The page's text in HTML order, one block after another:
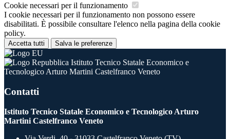
Cookie necessari per il funzionamento
I cookie necessari per il funzionamento non possono essere
disabilitati. È possibile consultare l'elenco nella pagina della cookie
policy.
Accetta tutti Salva le preferenze
Istituto Tecnico Statale Economico e
Tecnologico Arturo Martini Castelfranco Veneto
Contatti
Istituto Tecnico Statale Economico e Tecnologico Arturo
Martini Castelfranco Veneto